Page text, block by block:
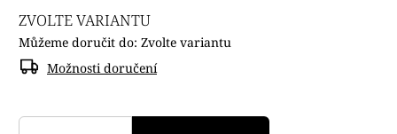
ZVOLTE VARIANTU
Můžeme doručit do: Zvolte variantu
Možnosti doručení